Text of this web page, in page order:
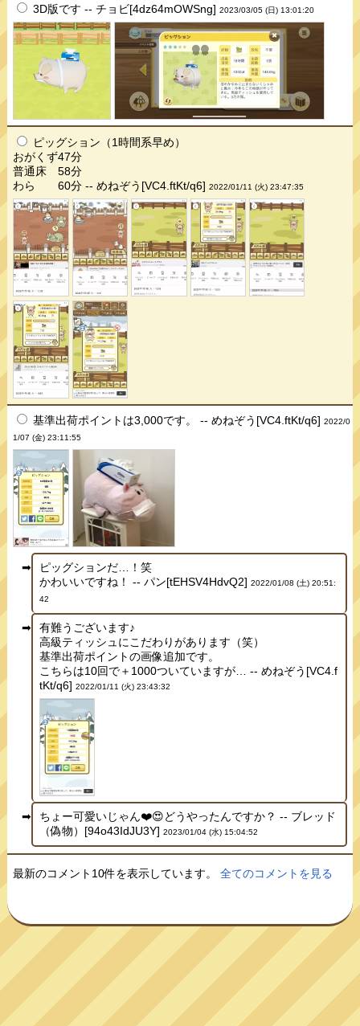
3D版です -- チョビ[4dz64mOWSng]2023/03/05 (日) 13:01:20
ピッグション（1時間系早め）
おがくず47分
普通床 58分
わら 60分 -- めねぞう[VC4.ftKt/q6]2022/01/11 (火) 23:47:35
基準出荷ポイントは3,000です。 -- めねぞう[VC4.ftKt/q6]2022/0
1/07 (金) 23:11:55
ピッグションだ…！笑
かわいいですね！ -- パン[tEHSV4HdvQ2] 2022/01/08 (土) 20:51:
42
有難うございます♪
高級ティッシュにこだわりがあります（笑）
基準出荷ポイントの画像追加です。
こちらは10回で＋1000ついていますが… -- めねぞう[VC4.f
tKt/q6] 2022/01/11 (火) 23:43:32
ちょー可愛いじゃん❤️😍どうやったんですか？ -- ブレッド
（偽物）[94o43IdJU3Y] 2023/01/04 (水) 15:04:52
最新のコメント10件を表示しています。全てのコメントを見る